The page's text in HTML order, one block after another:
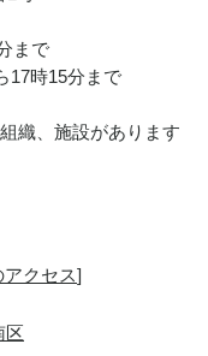
まで
17時15分まで
織、施設があります
クセス]
区